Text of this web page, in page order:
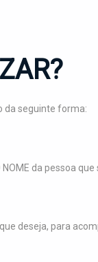
da seguinte forma:
da pessoa
deseja, para